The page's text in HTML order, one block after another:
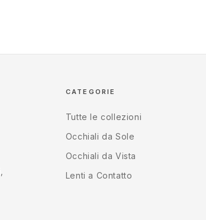
CATEGORIE
Tutte le collezioni
Occhiali da Sole
Occhiali da Vista
Lenti a Contatto